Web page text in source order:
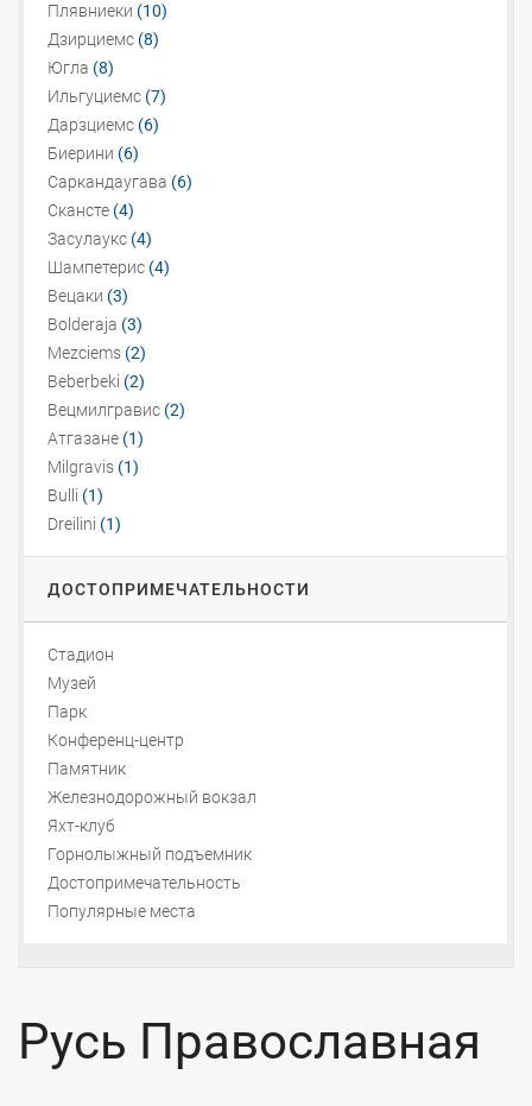
Плявниеки (10)
Дзирциемс (8)
Югла (8)
Ильгуциемс (7)
Дарзциемс (6)
Биерини (6)
Саркандаугава (6)
Скансте (4)
Засулаукс (4)
Шампетерис (4)
Вецаки (3)
Bolderaja (3)
Mezciems (2)
Beberbeki (2)
Вецмилгравис (2)
Атгазане (1)
Milgravis (1)
Bulli (1)
Dreilini (1)
ДОСТОПРИМЕЧАТЕЛЬНОСТИ
Стадион
Музей
Парк
Конференц-центр
Памятник
Железнодорожный вокзал
Яхт-клуб
Горнолыжный подъемник
Достопримечательность
Популярные места
Русь Православная